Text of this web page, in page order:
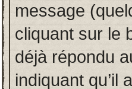
message
cliquant sur le
déjà répondu
indiquant qu’il